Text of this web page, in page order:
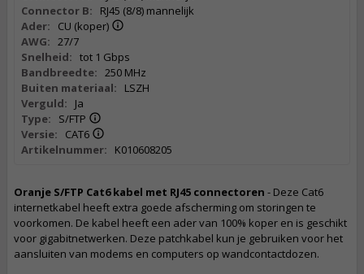
Connector B:
RJ45 (8/8) mannelijk
Ader:
CU (koper)
AWG: 27/7
Snelheid: tot 1 Gbps
Bandbreedte: 250 MHz
Buiten materiaal:
LSZH
Verguld:
Ja
Type:
S/FTP
Versie:
CAT6
Artikelnummer:
K010608205
Oranje S/FTP Cat6 kabel met RJ45 connectoren - Deze Cat6
internetkabel heeft extra goede afscherming om storingen te
voorkomen. De kabel heeft een ader van 100% koper en is geschikt
voor gigabitnetwerken. Deze patchkabel kun je gebruiken voor het
aansluiten van modems en computers op wandcontactdozen.